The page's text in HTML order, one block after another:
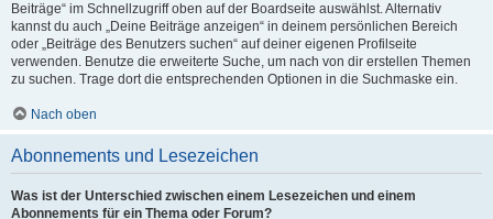
Beiträge“ im Schnellzugriff oben auf der Boardseite auswählst. Alternativ
kannst du auch „Deine Beiträge anzeigen“ in deinem persönlichen Bereich
oder „Beiträge des Benutzers suchen“ auf deiner eigenen Profilseite
verwenden. Benutze die erweiterte Suche, um nach von dir erstellen Themen
zu suchen. Trage dort die entsprechenden Optionen in die Suchmaske ein.
Nach oben
Abonnements und Lesezeichen
Was ist der Unterschied zwischen einem Lesezeichen und einem
Abonnements für ein Thema oder Forum?